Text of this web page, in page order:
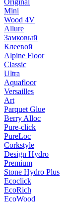
Original
Mini
Wood 4V
Allure
Замковый
Клеевой
Alpine Floor
Classic
Ultra
Aquafloor
Versailles
Art
Parquet Glue
Berry Alloc
Pure-click
PureLoc
Corkstyle
Design Hydro
Premium
Stone Hydro Plus
Ecoclick
EcoRich
EcoWood